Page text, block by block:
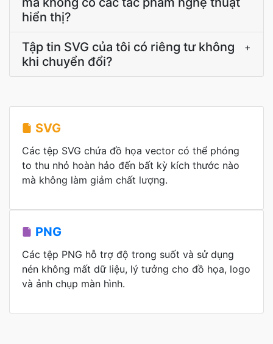
hiển thị?
Tập tin SVG của tôi có riêng tư không
khi chuyển đổi?
+
SVG
Các tệp SVG chứa đồ họa vector có thể phóng
to thu nhỏ hoàn hảo đến bất kỳ kích thước nào
mà không làm giảm chất lượng.
PNG
Các tệp PNG hỗ trợ độ trong suốt và sử dụng
nén không mất dữ liệu, lý tưởng cho đồ họa, logo
và ảnh chụp màn hình.